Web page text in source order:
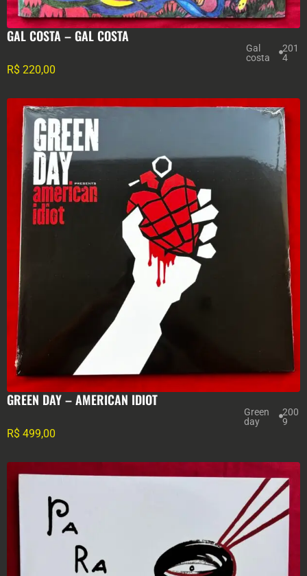
GAL COSTA – GAL COSTA
Gal
costa
201
4
R$ 220,00
GREEN DAY – AMERICAN IDIOT
Green
day
200
9
R$ 499,00